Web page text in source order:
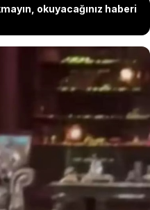
okuyacağınız haberi
Cem Yılmaz'ın son
iki seyirci taşkınlık